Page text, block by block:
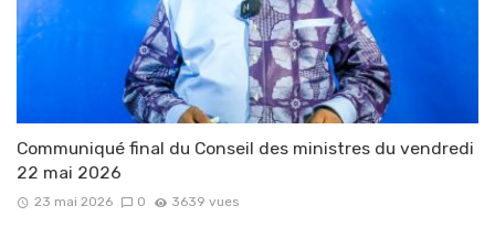
Communiqué final du Conseil des ministres du vendredi
22 mai 2026
23 mai 2026 0 3639 vues